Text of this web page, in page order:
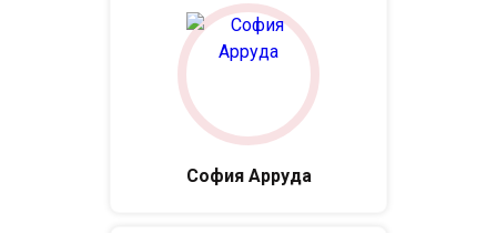
София Арруда